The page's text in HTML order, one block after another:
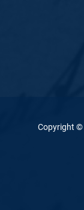
Copyright ©